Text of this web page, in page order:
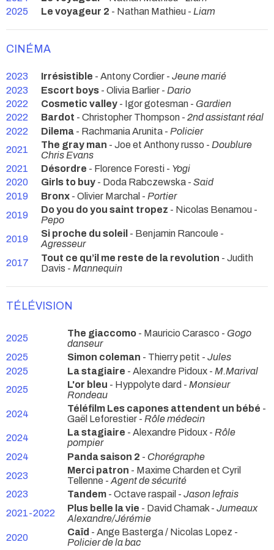
2025
Le voyageur 2 - Nathan Mathieu - Liam
CINÉMA
2023 Irrésistible - Antony Cordier - Jeune marié
2023
Escort boys - Olivia Barlier - Dario
2022
Cosmetic valley - Igor gotesman - Gardien
2022
Bardot - Christopher Thompson - 2nd assistant réal
2022
Dilema - Rachmania Arunita - Policier
2021
The gray man - Joe et Anthony russo - Doublure
Chris Evans
2021
Désordre - Florence Foresti - Yogi
2020
Girls to buy - Doda Rabczewska - Said
2019
Bronx - Olivier Marchal - Portier
2019
Do you do you saint tropez - Nicolas Benamou -
Pepo
2019
Si proche du soleil - Benjamin Rancoule -
Agresseur
2017
Tout ce qu’il me reste de la revolution - Judith
Davis - Mannequin
TÉLÉVISION
2025 The giaccomo - Mauricio Carasco - Gogo
danseur
2025
Simon coleman - Thierry petit - Jules
2025
La stagiaire - Alexandre Pidoux - M.Marival
2025
L'or bleu - Hyppolyte dard - Monsieur
Rondeau
2024
Téléfilm Les capones attendent un bébé -
Gaël Leforestier - Rôle médecin
2024
La stagiaire - Alexandre Pidoux - Rôle
pompier
2024
Panda saison 2 - Chorégraphe
2023
Merci patron - Maxime Charden et Cyril
Tellenne - Agent de sécurité
2023
Tandem - Octave raspail - Jason lefrais
2021-2022
Plus belle la vie - David Chamak - Jumeaux
Alexandre/Jérémie
2020
Caîd - Ange Basterga / Nicolas Lopez -
Policier de la bac